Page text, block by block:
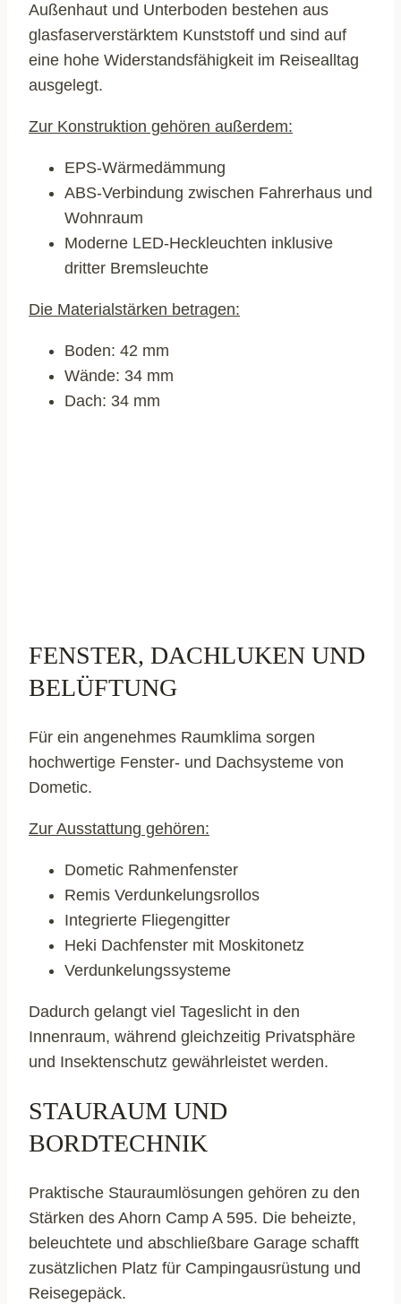
Außenhaut und Unterboden bestehen aus
glasfaserverstärktem Kunststoff und sind auf
eine hohe Widerstandsfähigkeit im Reisealltag
ausgelegt.
Zur Konstruktion gehören außerdem:
EPS-Wärmedämmung
ABS-Verbindung zwischen Fahrerhaus und
Wohnraum
Moderne LED-Heckleuchten inklusive
dritter Bremsleuchte
Die Materialstärken betragen:
Boden: 42 mm
Wände: 34 mm
Dach: 34 mm
FENSTER, DACHLUKEN UND
BELÜFTUNG
Für ein angenehmes Raumklima sorgen
hochwertige Fenster- und Dachsysteme von
Dometic.
Zur Ausstattung gehören:
Dometic Rahmenfenster
Remis Verdunkelungsrollos
Integrierte Fliegengitter
Heki Dachfenster mit Moskitonetz
Verdunkelungssysteme
Dadurch gelangt viel Tageslicht in den
Innenraum, während gleichzeitig Privatsphäre
und Insektenschutz gewährleistet werden.
STAURAUM UND
BORDTECHNIK
Praktische Stauraumlösungen gehören zu den
Stärken des Ahorn Camp A 595. Die beheizte,
beleuchtete und abschließbare Garage schafft
zusätzlichen Platz für Campingausrüstung und
Reisegepäck.